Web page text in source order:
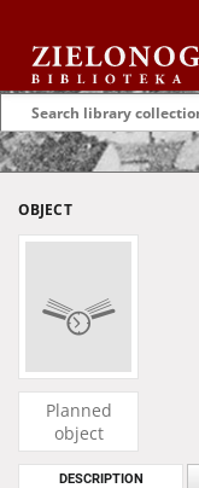
OBJECT
Planned
object
DESCRIPTION